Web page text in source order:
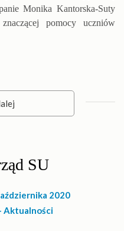
Monika Kantorska-Suty
pomocy uczniów
SU
2020
Aktualności